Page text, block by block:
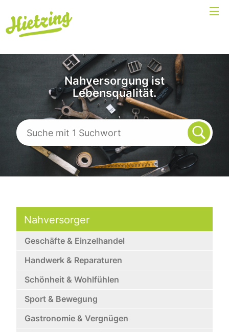
Nahversorgung ist
Lebensqualität.
Nahversorger
Geschäfte & Einzelhandel
Handwerk & Reparaturen
Schönheit & Wohlfühlen
Sport & Bewegung
Gastronomie & Vergnügen